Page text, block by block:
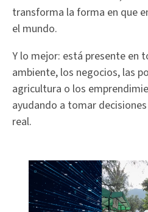
transforma la forma en que
el mundo.
Y lo mejor: está presente en
ambiente, los negocios, las
agricultura o los
ayudando a tomar
real.